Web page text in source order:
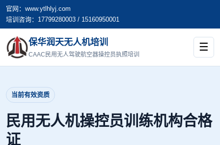
官网：www.ytlhlyj.com
培训咨询：17799280003 / 15160950001
保华润天无人机培训
CAAC民用无人驾驶航空器操控员执照培训
☰
当前有效资质
民用无人机操控员训练机构合格
证